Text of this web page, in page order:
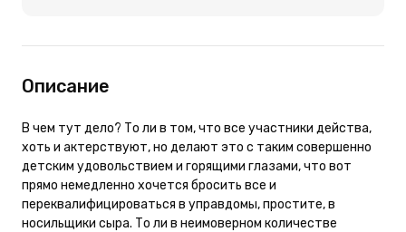
Описание
В чем тут дело? То ли в том, что все участники действа,
хоть и актерствуют, но делают это с таким совершенно
детским удовольствием и горящими глазами, что вот
прямо немедленно хочется бросить все и
переквалифицироваться в управдомы, простите, в
носильщики сыра. То ли в неимоверном количестве